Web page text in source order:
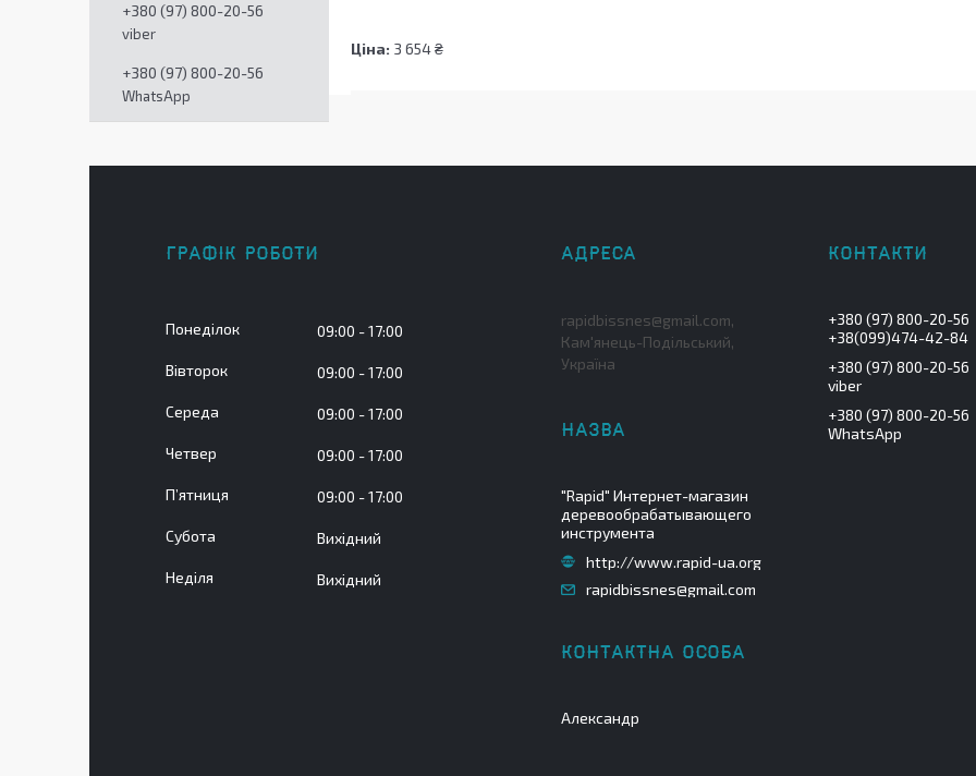
Ціна: 3 654 ₴
+380 (97) 800-20-56
viber
+380 (97) 800-20-56
WhatsApp
ГРАФІК РОБОТИ
Понеділок 09:00 17:00
Вівторок 09:00 17:00
Середа 09:00 17:00
Четвер 09:00 17:00
Пʼятниця 09:00 17:00
Субота Вихідний
Неділя Вихідний
rapidbissnes@gmail.com,
Кам'янець-Подільський,
Україна
"Rapid" Интернет-магазин
деревообрабатывающего
инструмента
http://www.rapid-ua.org
rapidbissnes@gmail.com
Александр
+380 (97) 800-20-56
+38(099)474-42-84
+380 (97) 800-20-56
viber
+380 (97) 800-20-56
WhatsApp